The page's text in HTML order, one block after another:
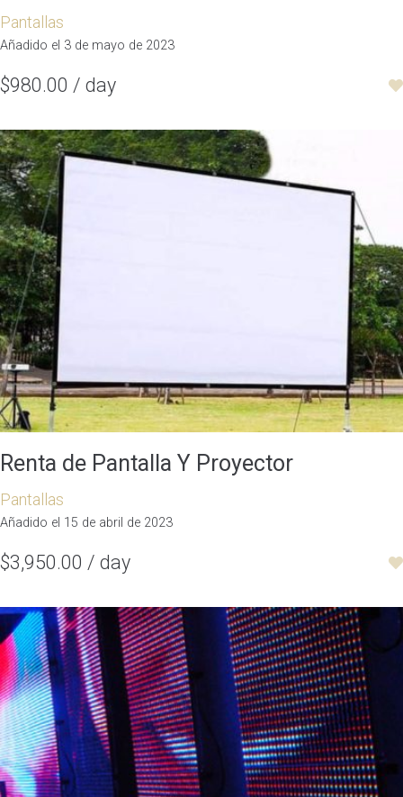
Pantallas
Añadido el 3 de mayo de 2023
$980.00 / day
Renta de Pantalla Y Proyector
Pantallas
Añadido el 15 de abril de 2023
$3,950.00 / day